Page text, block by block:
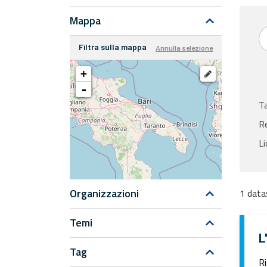
Mappa
Filtra sulla mappa Annulla selezione
+
-
Organizzazioni
Temi
Tag
1